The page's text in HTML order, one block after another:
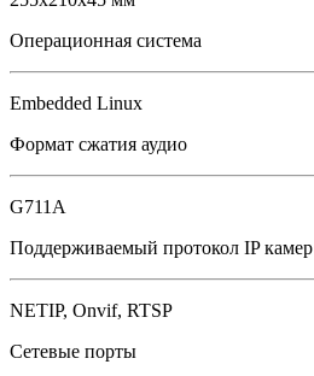
Операционная система
Embedded Linux
Формат сжатия аудио
G711A
Поддерживаемый протокол IP камер
NETIP, Onvif, RTSP
Сетевые порты